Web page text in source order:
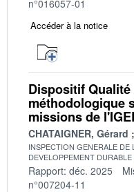
n°016057-01
Accéder à la notice
Dispositif
méthodologique
missions de
CHATAIGNER, Gérard
INSPECTION GENERALE
DEVELOPPEMENT
Rapport: déc. 2025
n°007204-11